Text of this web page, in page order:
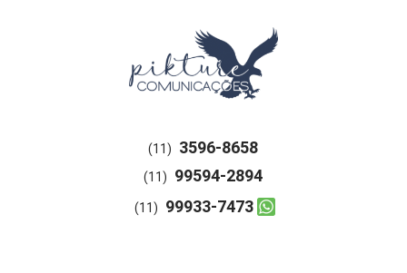
(11) 3596-8658
(11) 99594-2894
(11) 99933-7473